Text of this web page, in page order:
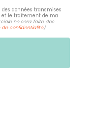
données transmises
et le traitement de ma
ne sera faite des
de confidentialité)